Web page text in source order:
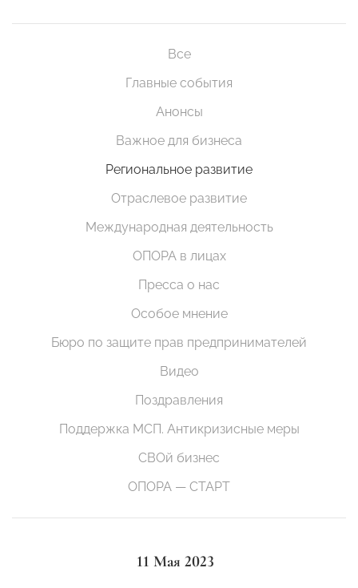
Все
Главные события
Анонсы
Важное для бизнеса
Региональное развитие
Отраслевое развитие
Международная деятельность
ОПОРА в лицах
Пресса о нас
Особое мнение
Бюро по защите прав предпринимателей
Видео
Поздравления
Поддержка МСП. Антикризисные меры
СВОй бизнес
ОПОРА — СТАРТ
11 Мая 2023